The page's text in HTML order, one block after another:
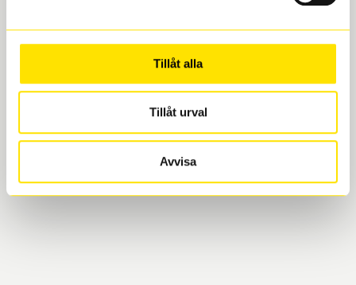
Tillåt alla
Tillåt urval
Avvisa
Boka och hämta hos Däckspecialen
När du beställer dina nya däck eller fälgar hos oss
levereras de direkt till någon av våra däckverkstäder i
Göteborg. Välj mellan Hisingen (Bäckebol) eller
Mölndal. I beställningen anger du datum och tid för
vi till att de uppfyller alla krav för en säker körning.